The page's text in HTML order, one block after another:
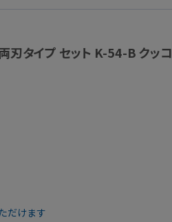
刃タイプ セット K-54-B クッコ
だけます